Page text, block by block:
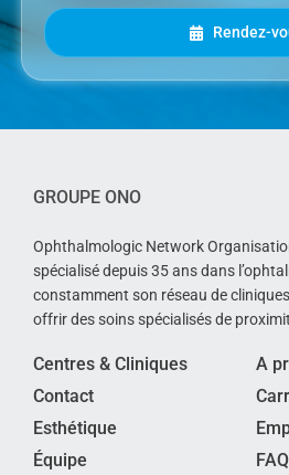
Rendez-
GROUPE ONO
Ophthalmologic Network
spécialisé depuis 35 ans dans
constamment son réseau de
offrir des soins spécialisés de
Centres & Cliniques
Contact
Esthétique
Équipe
A
FAQ